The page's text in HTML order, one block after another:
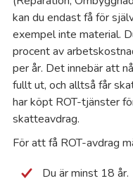
kan du endast få för
exempel inte material.
procent av
per år. Det innebär att
fullt ut, och alltså får
har köpt ROT-tjänster
skatteavdrag.
För att få ROT-avdrag
Du är minst 18 år.